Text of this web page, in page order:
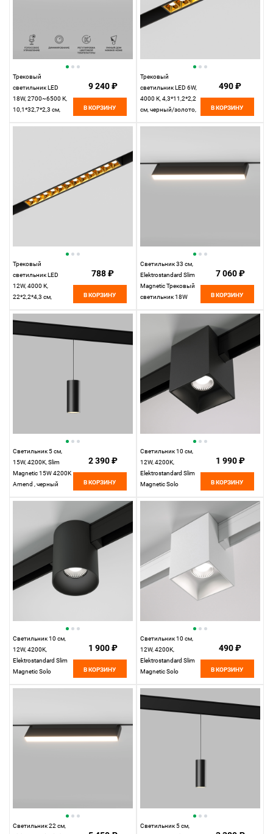
Трековый
светильник LED
18W, 2700~6500 К,
10,1*32,7*2,3 см,
9 240 ₽
В КОРЗИНУ
Трековый
светильник LED 6W,
4000 К, 4,3*11,2*2,2
см, черный/золото,
490 ₽
В КОРЗИНУ
Трековый
светильник LED
12W, 4000 К,
22*2,2*4,3 см,
Elektrostandard Slim
788 ₽
В КОРЗИНУ
Светильник 33 см,
Elektrostandard Slim
Magnetic Трековый
светильник 18W
7 060 ₽
В КОРЗИНУ
Светильник 5 см,
15W, 4200K, Slim
Magnetic 15W 4200K
Amend , черный
2 390 ₽
В КОРЗИНУ
Светильник 10 см,
12W, 4200K,
Elektrostandard Slim
Magnetic Solo
1 990 ₽
В КОРЗИНУ
Светильник 10 см,
12W, 4200K,
Elektrostandard Slim
Magnetic Solo
1 900 ₽
В КОРЗИНУ
Светильник 10 см,
12W, 4200K,
Elektrostandard Slim
Magnetic Solo
белый
490 ₽
В КОРЗИНУ
Светильник 22 см,
Светильник 5 см,